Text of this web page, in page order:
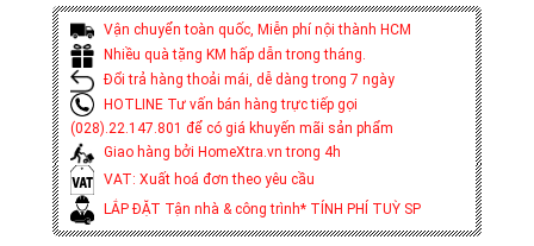
Vận chuyển toàn quốc, Miễn phí nội thành HCM
Nhiều quà tặng KM hấp dẫn trong tháng.
Đổi trả hàng thoải mái, dễ dàng trong 7 ngày
HOTLINE Tư vấn bán hàng trực tiếp gọi
(028).22.147.801 để có giá khuyến mãi sản phẩm
Giao hàng bởi HomeXtra.vn trong 4h
VAT: Xuất hoá đơn theo yêu cầu
LẮP ĐẶT Tận nhà & công trình* TÍNH PHÍ TUỲ SP